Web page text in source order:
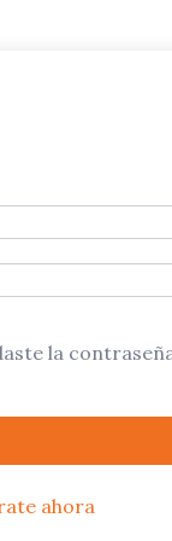
la
ahora